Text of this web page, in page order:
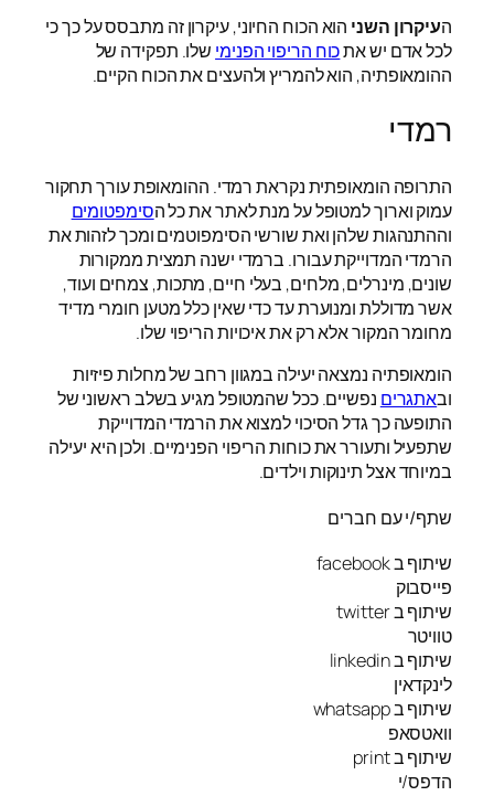
העיקרון השני הוא הכוח החיוני, עיקרון זה מתבסס על כך כי
לכל אדם יש אתכוח הריפוי הפנימי שלו. תפקידה של
ההומאופתיה, הוא להמריץ ולהעצים את הכוח הקיים.
רמדי
התרופה הומאופתית נקראת רמדי. ההומאופת עורך תחקור
עמוק וארוך למטופל על מנת לאתר את כל הסימפטומים
וההתנהגות שלהן ואת שורשי הסימפוטמים ומכך לזהות את
הרמדי המדוייקת עבורו. ברמדי ישנה תמצית ממקורות
שונים, מינרלים, מלחים, בעלי חיים, מתכות, צמחים ועוד,
אשר מדוללת ומנוערת עד כדי שאין כלל מטען חומרי מדיד
מחומר המקור אלא רק את איכויות הריפוי שלו.
הומאופתיה נמצאה יעילה במגוון רחב של מחלות פיזיות
ובאתגרים נפשיים. ככל שהמטופל מגיע בשלב ראשוני של
התופעה כך גדל הסיכוי למצוא את הרמדי המדוייקת
שתפעיל ותעורר את כוחות הריפוי הפנימיים. ולכן היא יעילה
במיוחד אצל תינוקות וילדים.
שתף/י עם חברים
שיתוף ב facebook
פייסבוק
שיתוף ב twitter
טוויטר
שיתוף ב linkedin
לינקדאין
שיתוף ב whatsapp
וואטסאפ
שיתוף ב print
הדפס/י